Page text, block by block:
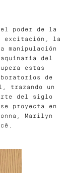
poder de la
excitación, la
del
estas
de
trazando un
del siglo
proyecta en
Marilyn